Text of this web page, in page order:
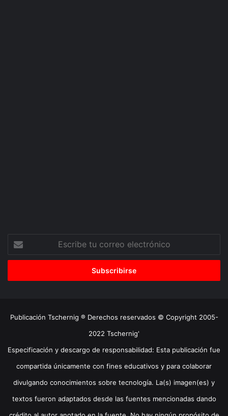
correo
Publicación Tschernig ® Derechos reservados © Copyright 2005-
2022 Tschernig'
Especificación y descargo de responsabilidad: Esta publicación fue
compartida únicamente con fines educativos y para colaborar
divulgando conocimientos sobre tecnología. La(s) imagen(es) y
textos fueron adaptados desde las fuentes mencionadas dando